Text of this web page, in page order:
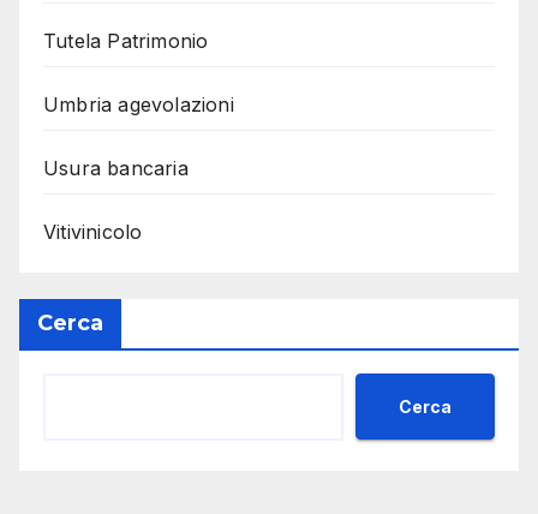
Tutela Patrimonio
Umbria agevolazioni
Usura bancaria
Vitivinicolo
Cerca
Cerca